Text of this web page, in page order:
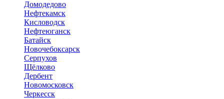
Домодедово
Нефтекамск
Кисловодск
Нефтеюганск
Батайск
Новочебоксарск
Серпухов
Щёлково
Дербент
Новомосковск
Черкесск